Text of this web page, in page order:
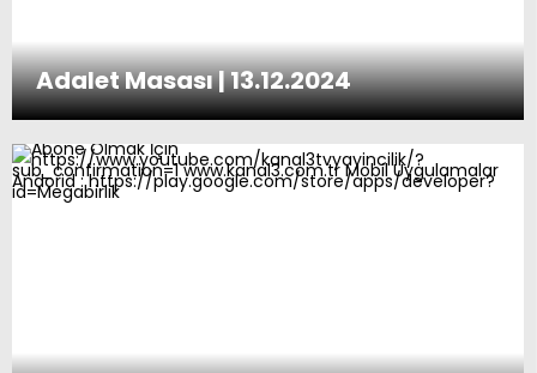
Adalet Masası | 13.12.2024